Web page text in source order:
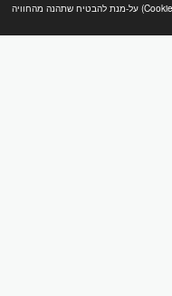
אתר זה משתמש ב"עוגיות" (Cookie) על-מנת להבטיח שתהנה מהחוויה